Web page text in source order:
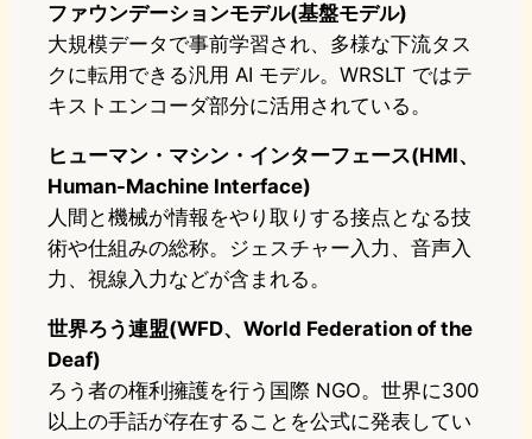
ファウンデーションモデル(基盤モデル)
大規模データで事前学習され、多様な下流タス
クに転用できる汎用 AI モデル。WRSLT ではテ
キストエンコーダ部分に活用されている。
ヒューマン・マシン・インターフェース(HMI、
Human-Machine Interface)
人間と機械が情報をやり取りする接点となる技
術や仕組みの総称。ジェスチャー入力、音声入
力、視線入力などが含まれる。
世界ろう連盟(WFD、World Federation of the
Deaf)
ろう者の権利擁護を行う国際 NGO。世界に300
以上の手話が存在することを公式に発表してい